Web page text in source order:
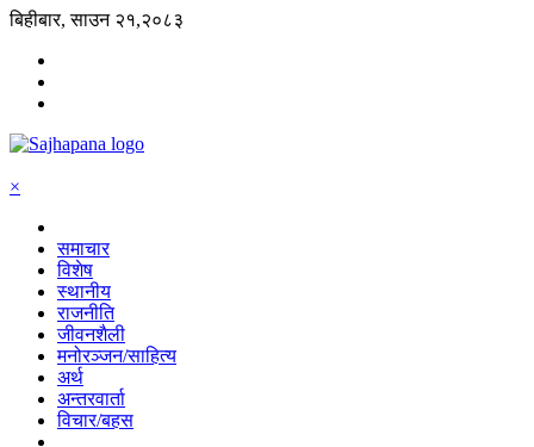
बिहीबार, साउन २१,२०८३
×
समाचार
विशेष
स्थानीय
राजनीति
जीवनशैली
मनोरञ्जन/साहित्य
अर्थ
अन्तरवार्ता
विचार/बहस